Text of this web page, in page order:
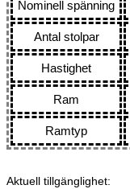
Nominell spänning
Antal stolpar
Hastighet
Ram
Ramtyp
Aktuell tillgänglighet: